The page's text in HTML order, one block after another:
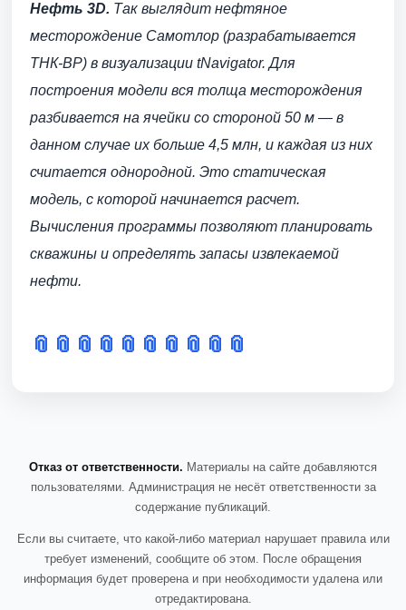
Нефть 3D. Так выглядит нефтяное
месторождение Самотлор (разрабатывается
ТНК-ВР) в визуализации tNavigator. Для
построения модели вся толща месторождения
разбивается на ячейки со стороной 50 м — в
данном случае их больше 4,5 млн, и каждая из них
считается однородной. Это статическая
модель, с которой начинается расчет.
Вычисления программы позволяют планировать
скважины и определять запасы извлекаемой
нефти.
📎 📎 📎 📎 📎 📎 📎 📎 📎 📎
Отказ от ответственности. Материалы на сайте добавляются
пользователями. Администрация не несёт ответственности за
содержание публикаций.
Если вы считаете, что какой-либо материал нарушает правила или
требует изменений, сообщите об этом. После обращения
информация будет проверена и при необходимости удалена или
отредактирована.